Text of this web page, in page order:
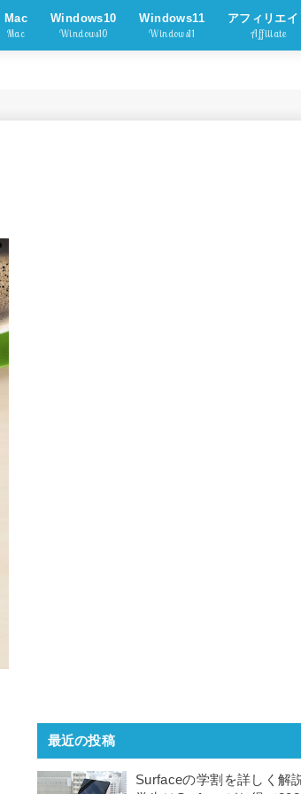
Mac
Mac
Windows10
Windows10
Windows11
Windows11
アフィリエイ
Affiliate
最近の投稿
Surfaceの学割を詳しく解